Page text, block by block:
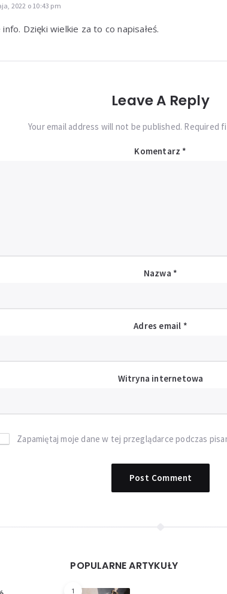
2022 o 10:43 pm
Dzięki wielkie za to co napisałeś.
Leave A Reply
Your email address will not be published. Required
Komentarz *
Nazwa *
Adres email *
Witryna internetowa
Zapamiętaj moje dane w tej przeglądarce podczas
POPULARNE ARTYKUŁY
1